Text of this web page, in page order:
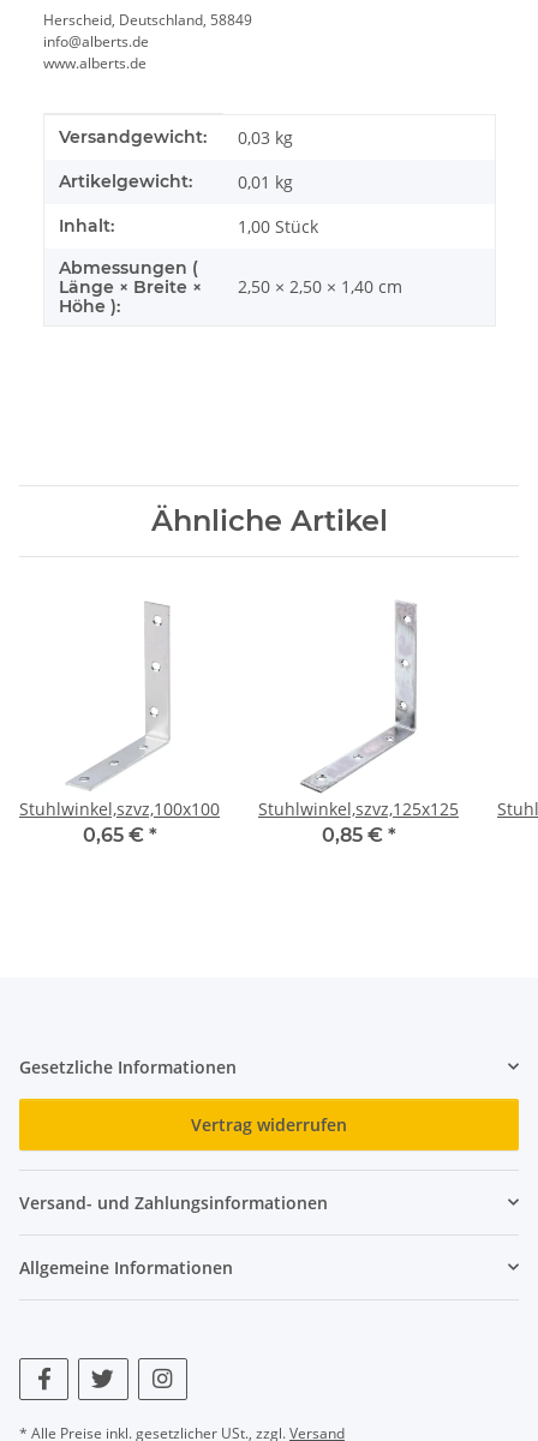
Herscheid, Deutschland, 58849
info@alberts.de
www.alberts.de
Produkteigenschaft
Wert
Versandgewicht: 0,03 kg
Artikelgewicht: 0,01 kg
Inhalt: 1,00 Stück
Abmessungen (
Länge × Breite ×
Höhe ):
2,50 × 2,50 × 1,40 cm
Ähnliche Artikel
Stuhlwinkel,szvz,100x100x19CF
0,65 € *
Stuhlwinkel,szvz,125x125x22CF
0,85 € *
Gesetzliche Informationen
Vertrag widerrufen
Versand- und Zahlungsinformationen
Allgemeine Informationen
* Alle Preise inkl. gesetzlicher USt., zzgl.Versand